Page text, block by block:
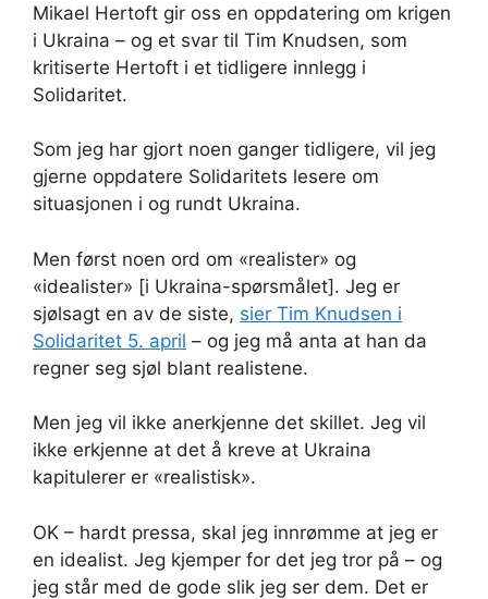
Mikael Hertoft gir oss en oppdatering om krigen
i Ukraina – og et svar til Tim Knudsen, som
kritiserte Hertoft i et tidligere innlegg i
Solidaritet.
Som jeg har gjort noen ganger tidligere, vil jeg
gjerne oppdatere Solidaritets lesere om
situasjonen i og rundt Ukraina.
Men først noen ord om «realister» og
«idealister» [i Ukraina-spørsmålet]. Jeg er
sjølsagt en av de siste, sier Tim Knudsen i
Solidaritet 5. april – og jeg må anta at han da
regner seg sjøl blant realistene.
Men jeg vil ikke anerkjenne det skillet. Jeg vil
ikke erkjenne at det å kreve at Ukraina
kapitulerer er «realistisk».
OK – hardt pressa, skal jeg innrømme at jeg er
en idealist. Jeg kjemper for det jeg tror på – og
jeg står med de gode slik jeg ser dem. Det er